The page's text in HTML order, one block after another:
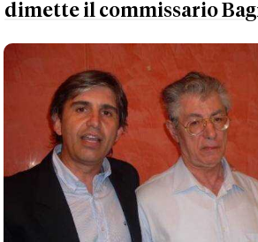
dimette il commissario